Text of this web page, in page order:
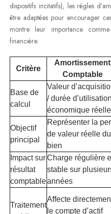
dispositifs incitatifs), les règles
être adaptées pour encourager
montre leur importance
financière.
Critère
Amortissement
Comptable
Base de
calcul
Valeur
/ durée d’utilisation
économique réelle
Objectif
principal
Représenter la
de valeur réelle du
bien
Impact sur
résultat
comptable
Charge régulière
stable sur
années
Traitement
Affecte
le compte d’actif